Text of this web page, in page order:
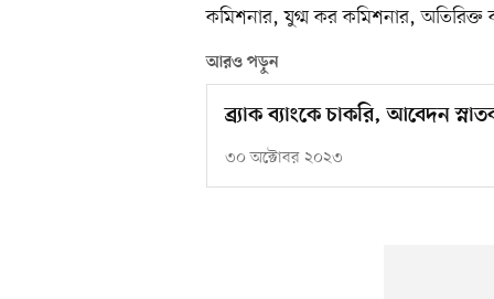
কমিশনার, যুগ্ম কর কমিশনার,
আরও পড়ুন
ব্র্যাক ব্যাংকে চাকরি, আবেদন
৩০ অক্টোবর ২০২৩